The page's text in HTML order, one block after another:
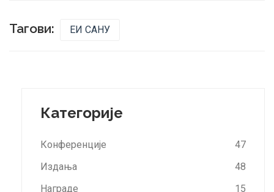
Тагови: ЕИ САНУ
Категорије
Конференције
47
Издања
48
Награде
15